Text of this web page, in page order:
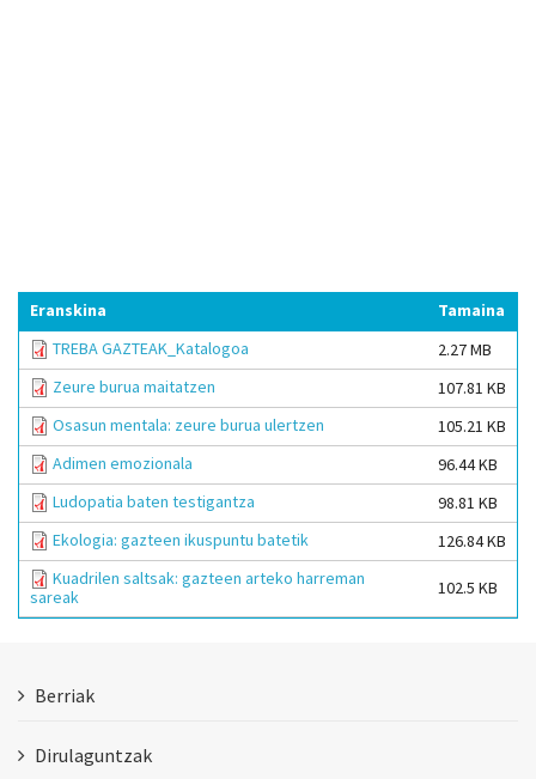
Eranskina
Tamaina
TREBA GAZTEAK_Katalogoa
2.27 MB
Zeure burua maitatzen
107.81 KB
Osasun mentala: zeure burua ulertzen
105.21 KB
Adimen emozionala
96.44 KB
Ludopatia baten testigantza
98.81 KB
Ekologia: gazteen ikuspuntu batetik
126.84 KB
Kuadrilen saltsak: gazteen arteko harreman
sareak
102.5 KB
Berriak
Dirulaguntzak